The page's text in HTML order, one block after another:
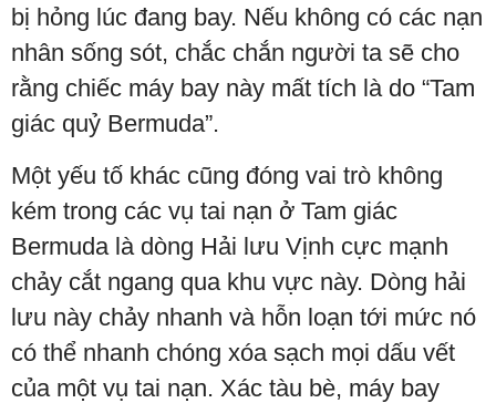
bị hỏng lúc đang bay. Nếu không có các nạn
nhân sống sót, chắc chắn người ta sẽ cho
rằng chiếc máy bay này mất tích là do “Tam
giác quỷ Bermuda”.
Một yếu tố khác cũng đóng vai trò không
kém trong các vụ tai nạn ở Tam giác
Bermuda là dòng Hải lưu Vịnh cực mạnh
chảy cắt ngang qua khu vực này. Dòng hải
lưu này chảy nhanh và hỗn loạn tới mức nó
có thể nhanh chóng xóa sạch mọi dấu vết
của một vụ tai nạn. Xác tàu bè, máy bay